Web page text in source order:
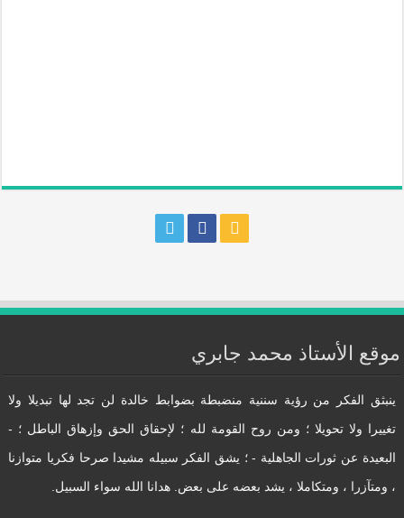
موقع الأستاذ محمد جابري
ينبثق الفكر من رؤية سننية منضبطة بضوابط خالدة لن تجد لها تبديلا ولا
تغييرا ولا تحويلا ؛ ومن روح القومة لله ؛ لإحقاق الحق وإزهاق الباطل ؛ -
البعيدة عن ثورات الجاهلية - ؛ يشق الفكر سبيله مشيدا صرحا فكريا متوازنا
، ومتآزرا ، ومتكاملا ، يشد بعضه على بعض. هدانا الله سواء السبيل.